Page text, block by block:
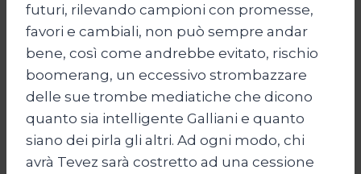
futuri, rilevando campioni con promesse,
favori e cambiali, non può sempre andar
bene, così come andrebbe evitato, rischio
boomerang, un eccessivo strombazzare
delle sue trombe mediatiche che dicono
quanto sia intelligente Galliani e quanto
siano dei pirla gli altri. Ad ogni modo, chi
avrà Tevez sarà costretto ad una cessione